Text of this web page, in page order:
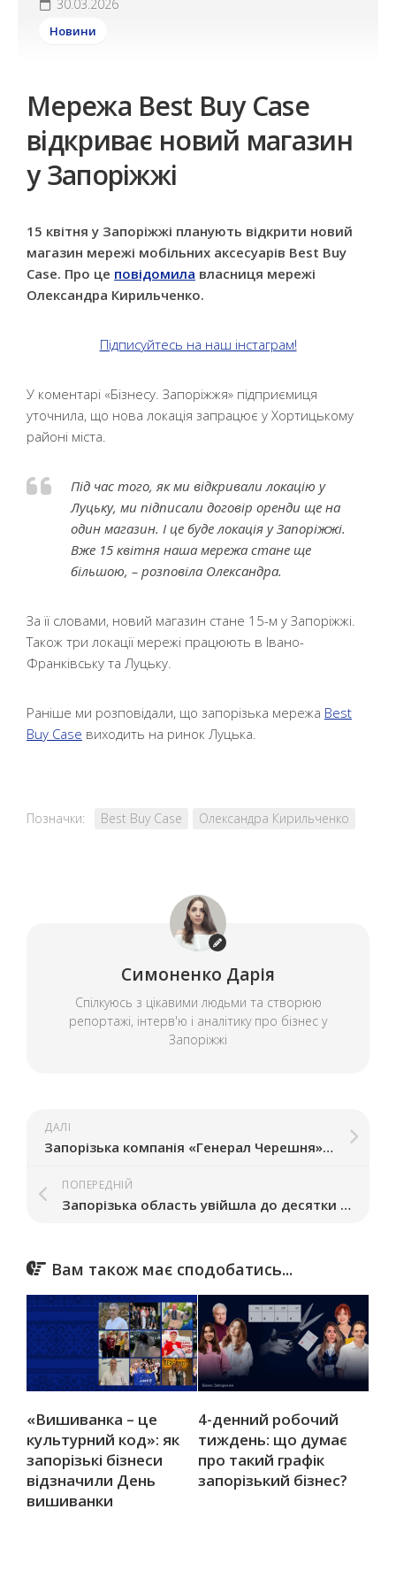
30.03.2026
Новини
Мережа Best Buy Case
відкриває новий магазин
у Запоріжжі
15 квітня у Запоріжжі планують відкрити новий
магазин мережі мобільних аксесуарів Best Buy
Case. Про це повідомила власниця мережі
Олександра Кирильченко.
Підписуйтесь на наш інстаграм!
У коментарі «Бізнесу. Запоріжжя» підприємиця
уточнила, що нова локація запрацює у Хортицькому
районі міста.
Під час того, як ми відкривали локацію у
Луцьку, ми підписали договір оренди ще на
один магазин. І це буде локація у Запоріжжі.
Вже 15 квітня наша мережа стане ще
більшою, – розповіла Олександра.
За її словами, новий магазин стане 15-м у Запоріжжі.
Також три локації мережі працюють в Івано-
Франківську та Луцьку.
Раніше ми розповідали, що запорізька мережа Best
Buy Case виходить на ринок Луцька.
Позначки: Best Buy Case Олександра Кирильченко
Симоненко Дарія
Спілкуюсь з цікавими людьми та створюю
репортажі, інтерв'ю і аналітику про бізнес у
Запоріжжі
ДАЛІ
Запорізька компанія «Генерал Черешня» уклала угоду про спільне виробництво дронів у США
ПОПЕРЕДНІЙ
Запорізька область увійшла до десятки регіонів із найменшою кількістю іноземного бізнесу
Вам також має сподобатись...
«Вишиванка – це
культурний код»: як
запорізькі бізнеси
відзначили День
вишиванки
4-денний робочий
тиждень: що думає
про такий графік
запорізький бізнес?